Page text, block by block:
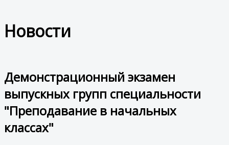
Новости
Демонстрационный экзамен
выпускных групп специальности
"Преподавание в начальных
классах"